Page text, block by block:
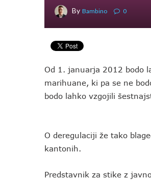
By Bambino 0
Od 1. januarja 2012 bodo
marihuane, ki pa se ne
bodo lahko vzgojili
O deregulaciji že tako
kantonih.
Predstavnik za stike z